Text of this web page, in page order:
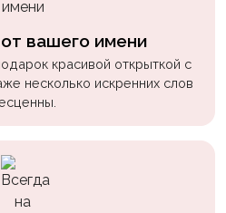
вашего имени
красивой открыткой с
несколько искренних слов